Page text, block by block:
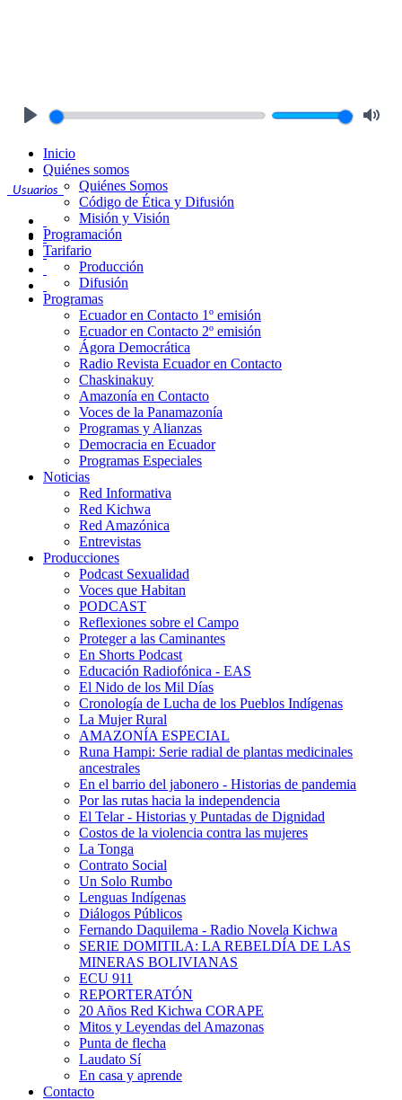
Usuarios
Inicio
Quiénes somos
Quiénes Somos
Código de Ética y Difusión
Misión y Visión
Programación
Tarifario
Producción
Difusión
Programas
Ecuador en Contacto 1º emisión
Ecuador en Contacto 2º emisión
Ágora Democrática
Radio Revista Ecuador en Contacto
Chaskinakuy
Amazonía en Contacto
Voces de la Panamazonía
Programas y Alianzas
Democracia en Ecuador
Programas Especiales
Noticias
Red Informativa
Red Kichwa
Red Amazónica
Entrevistas
Producciones
Podcast Sexualidad
Voces que Habitan
PODCAST
Reflexiones sobre el Campo
Proteger a las Caminantes
En Shorts Podcast
Educación Radiofónica - EAS
El Nido de los Mil Días
Cronología de Lucha de los Pueblos Indígenas
La Mujer Rural
AMAZONÍA ESPECIAL
Runa Hampi: Serie radial de plantas medicinales
ancestrales
En el barrio del jabonero - Historias de pandemia
Por las rutas hacia la independencia
El Telar - Historias y Puntadas de Dignidad
Costos de la violencia contra las mujeres
La Tonga
Contrato Social
Un Solo Rumbo
Lenguas Indígenas
Diálogos Públicos
Fernando Daquilema - Radio Novela Kichwa
SERIE DOMITILA: LA REBELDÍA DE LAS
MINERAS BOLIVIANAS
ECU 911
REPORTERATÓN
20 Años Red Kichwa CORAPE
Mitos y Leyendas del Amazonas
Punta de flecha
Laudato Sí
En casa y aprende
Contacto